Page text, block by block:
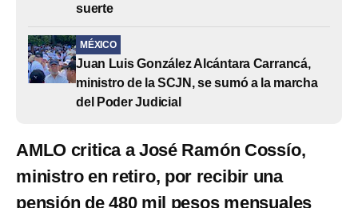
suerte
MÉXICO
Juan Luis González Alcántara Carrancá,
ministro de la SCJN, se sumó a la marcha
del Poder Judicial
AMLO critica a José Ramón Cossío,
ministro en retiro, por recibir una
pensión de 480 mil pesos mensuales